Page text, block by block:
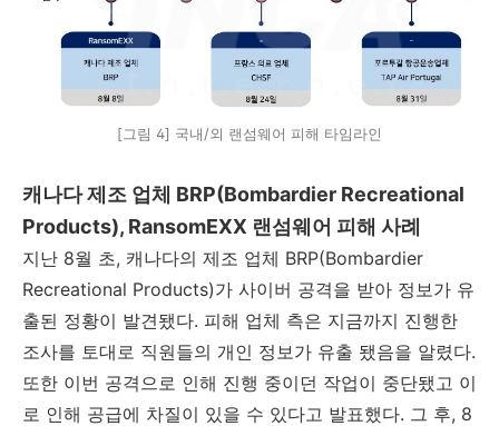
[그림 4] 국내/외 랜섬웨어 피해 타임라인
캐나다 제조 업체 BRP(Bombardier Recreational
Products), RansomEXX 랜섬웨어 피해 사례
지난 8월 초, 캐나다의 제조 업체 BRP(Bombardier
Recreational Products)가 사이버 공격을 받아 정보가 유
출된 정황이 발견됐다. 피해 업체 측은 지금까지 진행한
조사를 토대로 직원들의 개인 정보가 유출 됐음을 알렸다.
또한 이번 공격으로 인해 진행 중이던 작업이 중단됐고 이
로 인해 공급에 차질이 있을 수 있다고 발표했다. 그 후, 8